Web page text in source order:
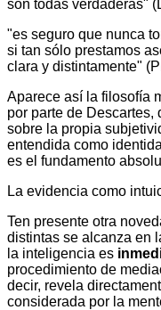
son todas verdaderas"
"es seguro que nunca
si tan sólo prestamos
clara y distintamente"
Aparece así la filosofía
por parte de Descartes,
sobre la propia
entendida como
es el fundamento
La evidencia como
Ten presente otra
distintas se alcanza en
la inteligencia es
procedimiento de
decir, revela
considerada por la